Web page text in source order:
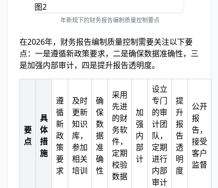
年新规下的财务报告编制质量控制要点
在2026年，财务报告编制质量控制需要关注以下要
点：一是遵循新政策要求，二是确保数据准确性，三
是加强内部审计，四是提升报告透明度。
要
点
具
体
措
施
遵
循
新
政
策
要
求
及时
更新
知识
库，
参加
相关
培训
确
保
数
据
准
确
性
采用
先进
的财
务软
件，
定期
校验
数据
加
强
内
部
计
设立
专门
的审
计团
队，
定期
进行
内部
审计
提
升
报
告
透
明
度
公开
报
告，
接受
客户
监督